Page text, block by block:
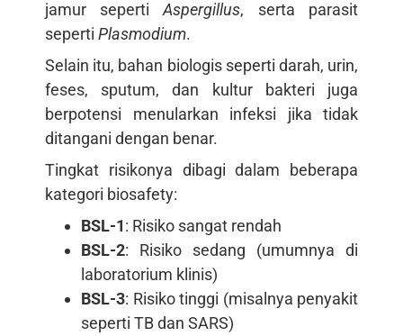
jamur seperti Aspergillus, serta parasit
seperti Plasmodium.
Selain itu, bahan biologis seperti darah, urin,
feses, sputum, dan kultur bakteri juga
berpotensi menularkan infeksi jika tidak
ditangani dengan benar.
Tingkat risikonya dibagi dalam beberapa
kategori biosafety:
BSL-1: Risiko sangat rendah
BSL-2: Risiko sedang (umumnya di
laboratorium klinis)
BSL-3: Risiko tinggi (misalnya penyakit
seperti TB dan SARS)